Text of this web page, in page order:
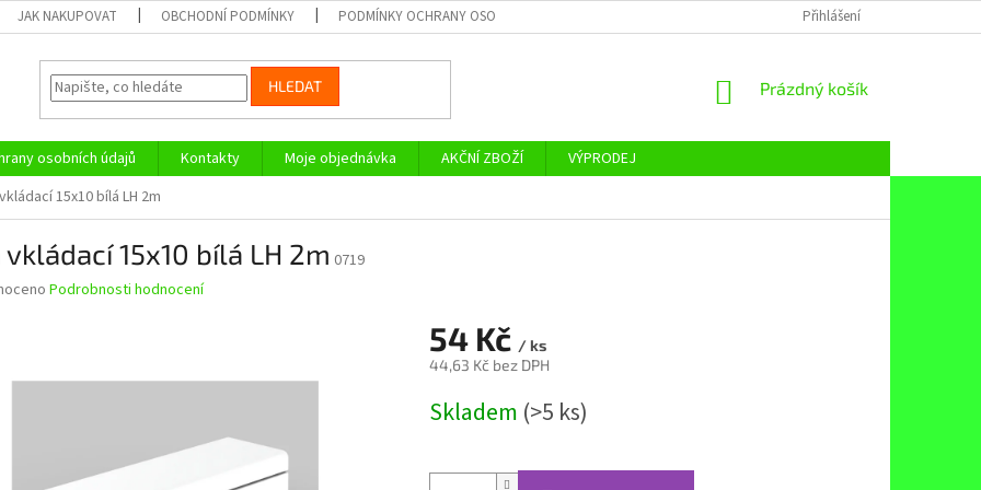
JAK NAKUPOVAT OBCHODNÍ PODMÍNKY PODMÍNKY OCHRANY OSOBNÍCH ÚDAJŮ Přihlášení
HLEDAT
NÁKUPNÍ
Prázdný košík
osobních údajů Kontakty Moje objednávka AKČNÍ ZBOŽÍ
VÝPRODEJ
15x10 bílá LH 2m
15x10 bílá LH 2m 0719
Podrobnosti hodnocení
54 Kč / ks
44,63 Kč bez DPH
cena:
Skladem (>5 ks)